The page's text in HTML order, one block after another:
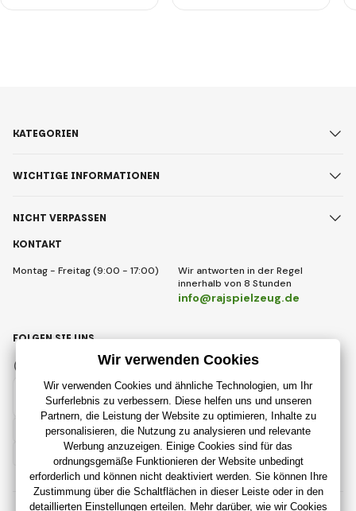
KONTAKT
Montag - Freitag (9:00 - 17:00)
Wir antworten in der Regel
innerhalb von 8 Stunden
info@rajspielzeug.de
KATEGORIEN
WICHTIGE INFORMATIONEN
NICHT VERPASSEN
Deutsch
FOLGEN SIE UNS
Instagram